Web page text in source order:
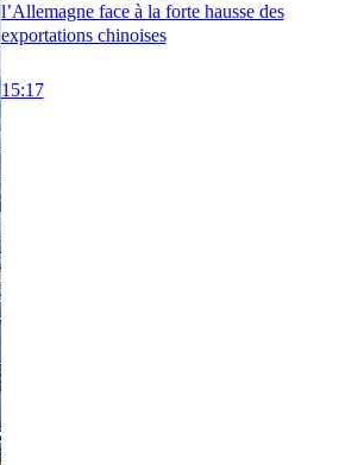
l’Allemagne face à la forte hausse des
exportations chinoises
15:17